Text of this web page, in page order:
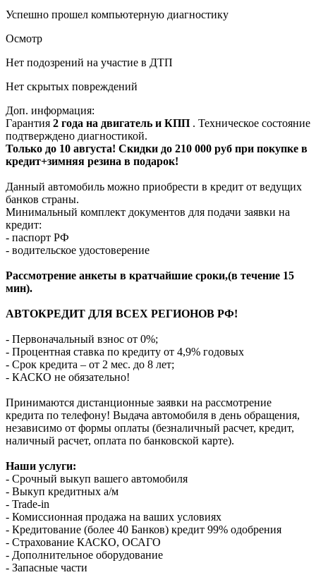
Успешно прошел компьютерную диагностику
Осмотр
Нет подозрений на участие в ДТП
Нет скрытых повреждений
Доп. информация:
Гарантия 2 года на двигатель и КПП . Техническое состояние
подтверждено диагностикой.
Только до 10 августа! Скидки до 210 000 руб при покупке в
кредит+зимняя резина в подарок!
Данный автомобиль можно приобрести в кредит от ведущих
банков страны.
Минимальный комплект документов для подачи заявки на
кредит:
- паспорт РФ
- водительское удостоверение
Рассмотрение анкеты в кратчайшие сроки,(в течение 15
мин).
АВТОКРЕДИТ ДЛЯ ВСЕХ РЕГИОНОВ РФ!
- Первоначальный взнос от 0%;
- Процентная ставка по кредиту от 4,9% годовых
- Срок кредита – от 2 мес. до 8 лет;
- КАСКО не обязательно!
Принимаются дистанционные заявки на рассмотрение
кредита по телефону! Выдача автомобиля в день обращения,
независимо от формы оплаты (безналичный расчет, кредит,
наличный расчет, оплата по банковской карте).
Наши услуги:
- Срочный выкуп вашего автомобиля
- Выкуп кредитных а/м
- Trade-in
- Комиссионная продажа на ваших условиях
- Кредитование (более 40 Банков) кредит 99% одобрения
- Страхование КАСКО, ОСАГО
- Дополнительное оборудование
- Запасные части